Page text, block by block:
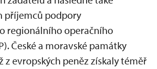
příjemců podpory
regionálního operačního
České a moravské památky
z evropských peněz získaly téměř